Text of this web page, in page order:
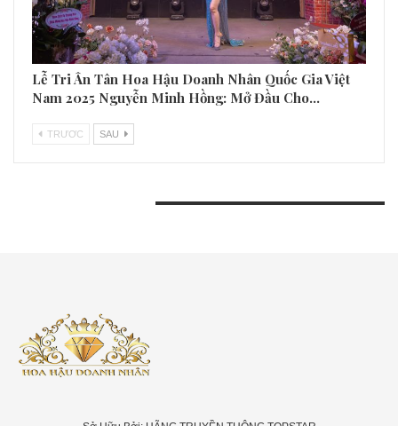
Lễ Tri Ân Tân Hoa Hậu Doanh Nhân Quốc Gia Việt
Nam 2025 Nguyễn Minh Hồng: Mở Đầu Cho…
TRƯƠC SAU